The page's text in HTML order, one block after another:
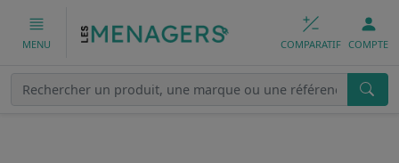
MENU COMPARATIF COMPTE